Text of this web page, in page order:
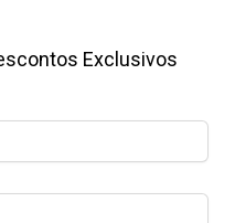
Exclusivos